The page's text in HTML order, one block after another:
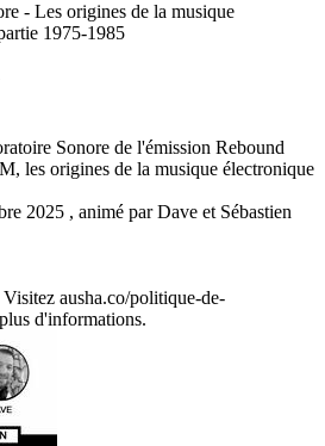
- Les origines de la musique
1975-1985
Sonore de l'émission Rebound
les origines de la musique électronique
2025 , animé par Dave et Sébastien
ausha.co/politique-de-
d'informations.